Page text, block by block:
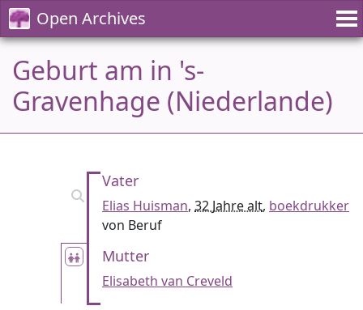
Open Archives
Geburt am in 's-
Gravenhage (Niederlande)
Vater
Elias Huisman, 32 Jahre alt, boekdrukker
von Beruf
Mutter
Elisabeth van Creveld